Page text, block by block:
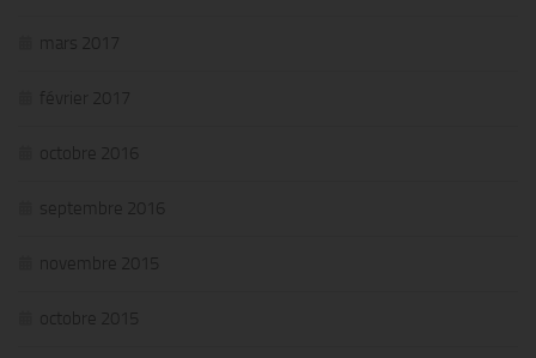
mars 2017
février 2017
octobre 2016
septembre 2016
novembre 2015
octobre 2015